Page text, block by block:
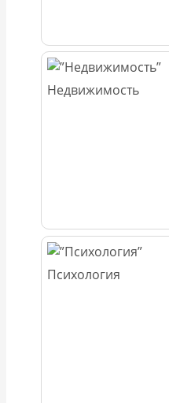
Недвижимость
Психология